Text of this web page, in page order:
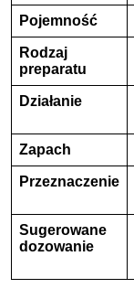
Pojemność
Rodzaj
preparatu
Działanie
Zapach
Przeznaczenie
Sugerowane
dozowanie